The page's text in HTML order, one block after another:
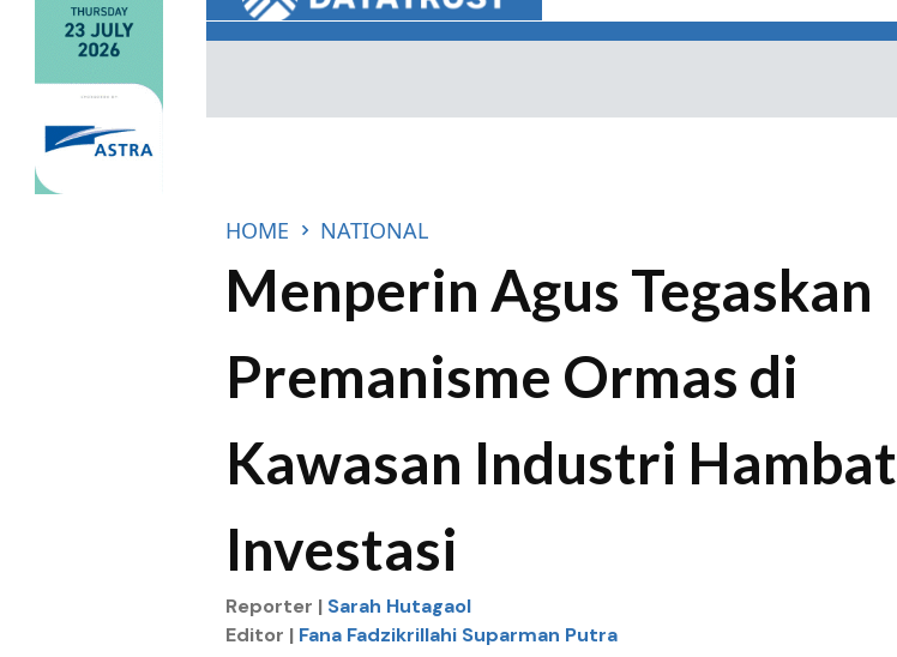
HOME NATIONAL
Menperin Agus Tegaskan
Premanisme Ormas di
Kawasan Industri Hambat
Investasi
Reporter | Sarah Hutagaol
Editor | Fana Fadzikrillahi Suparman Putra